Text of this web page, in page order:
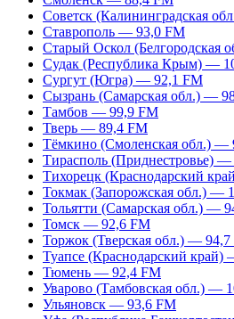
Советск (Калининградская
Ставрополь — 93,0 FM
Старый Оскол (Белгородская
Судак (Республика Крым) —
Сургут (Югра) — 92,1 FM
Сызрань (Самарская обл.) —
Тамбов — 99,9 FM
Тверь — 89,4 FM
Тёмкино (Смоленская обл.) —
Тирасполь (Приднестровье)
Тихорецк (Краснодарский
Токмак (Запорожская обл.) —
Тольятти (Самарская обл.) —
Томск — 92,6 FM
Торжок (Тверская обл.) —
Туапсе (Краснодарский край)
Тюмень — 92,4 FM
Уварово (Тамбовская обл.) —
Ульяновск — 93,6 FM